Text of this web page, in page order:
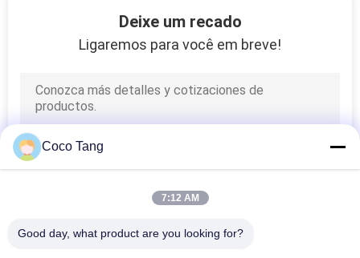
equipamento
Shelving da
despensa
Deixe um recado
Ligaremos para você em breve!
Coco Tang
7:12 AM
Good day, what product are you looking for?